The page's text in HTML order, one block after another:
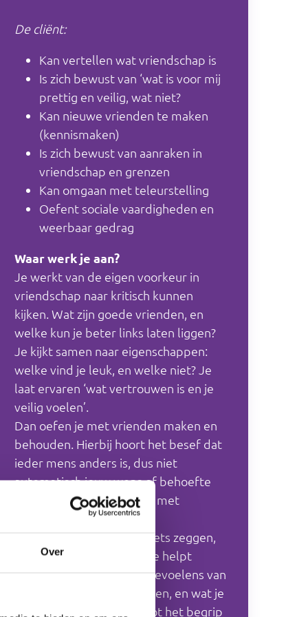
Over
De cliënt:
Kan vertellen wat vriendschap is
Is zich bewust van ‘wat is voor mij
prettig en veilig, wat niet?
Kan nieuwe vrienden te maken
(kennismaken)
Is zich bewust van aanraken in
vriendschap en grenzen
Kan omgaan met teleurstelling
Oefent sociale vaardigheden en
weerbaar gedrag
Waar werk je aan?
Je werkt van de eigen voorkeur in
vriendschap naar kritisch kunnen
kijken. Wat zijn goede vrienden, en
welke kun je beter links laten liggen?
Je kijkt samen naar eigenschappen:
welke vind je leuk, en welke niet? Je
laat ervaren ‘wat vertrouwen is en je
veilig voelen’.
Dan oefen je met vrienden maken en
behouden. Hierbij hoort het besef dat
ieder mens anders is, dus niet
automatisch jouw wens of behoefte
heeft. Je gaat aan de slag met
teleurstelling.
Je oefent drie reacties: niets zeggen,
boos worden of praten. Je helpt
binnen een vriendschap gevoelens van
Groot en Klein te herkennen, en wat je
daarmee doet. Je vergroot het begrip